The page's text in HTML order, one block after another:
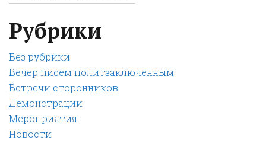
Рубрики
Без рубрики
Вечер писем политзаключенным
Встречи сторонников
Демонстрации
Мероприятия
Новости